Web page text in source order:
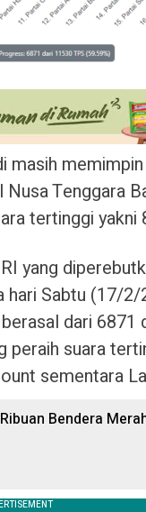
masih
Tenggara
tertinggi yakni
yang
hari Sabtu (17/
dari 6871
peraih suara
sementara
Bendera